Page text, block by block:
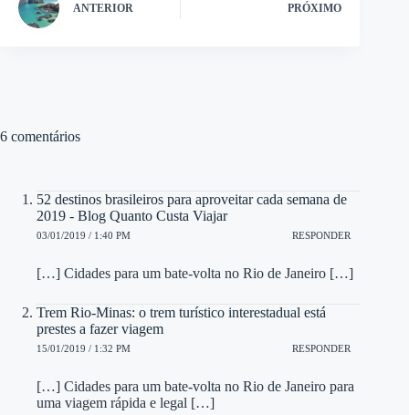
ANTERIOR PRÓXIMO
6 comentários
52 destinos brasileiros para aproveitar cada semana de
2019 - Blog Quanto Custa Viajar
03/01/2019 / 1:40 PM RESPONDER
[…] Cidades para um bate-volta no Rio de Janeiro […]
Trem Rio-Minas: o trem turístico interestadual está
prestes a fazer viagem
15/01/2019 / 1:32 PM RESPONDER
[…] Cidades para um bate-volta no Rio de Janeiro para
uma viagem rápida e legal […]